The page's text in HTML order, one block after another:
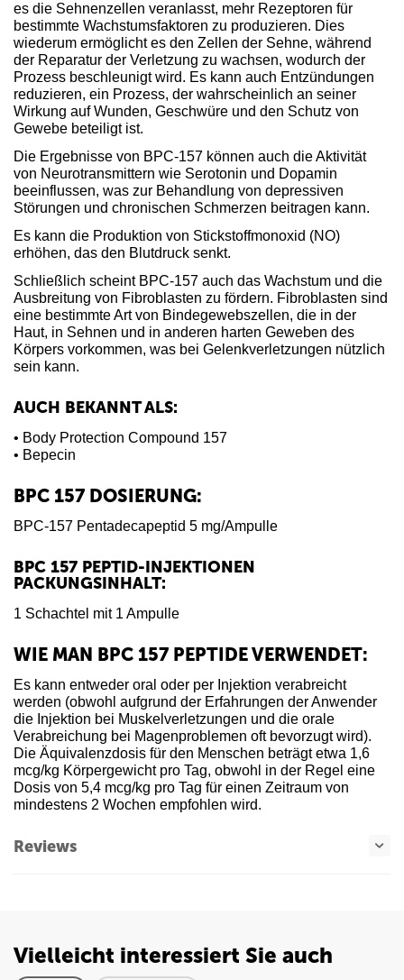
es die Sehnenzellen veranlasst, mehr Rezeptoren für
bestimmte Wachstumsfaktoren zu produzieren. Dies
wiederum ermöglicht es den Zellen der Sehne, während
der Reparatur der Verletzung zu wachsen, wodurch der
Prozess beschleunigt wird. Es kann auch Entzündungen
reduzieren, ein Prozess, der wahrscheinlich an seiner
Wirkung auf Wunden, Geschwüre und den Schutz von
Gewebe beteiligt ist.
Die Ergebnisse von BPC-157 können auch die Aktivität
von Neurotransmittern wie Serotonin und Dopamin
beeinflussen, was zur Behandlung von depressiven
Störungen und chronischen Schmerzen beitragen kann.
Es kann die Produktion von Stickstoffmonoxid (NO)
erhöhen, das den Blutdruck senkt.
Schließlich scheint BPC-157 auch das Wachstum und die
Ausbreitung von Fibroblasten zu fördern. Fibroblasten sind
eine bestimmte Art von Bindegewebszellen, die in der
Haut, in Sehnen und in anderen harten Geweben des
Körpers vorkommen, was bei Gelenkverletzungen nützlich
sein kann.
AUCH BEKANNT ALS:
• Body Protection Compound 157
• Bepecin
BPC 157 DOSIERUNG:
BPC-157 Pentadecapeptid 5 mg/Ampulle
BPC 157 PEPTID-INJEKTIONEN
PACKUNGSINHALT:
1 Schachtel mit 1 Ampulle
WIE MAN BPC 157 PEPTIDE VERWENDET:
Es kann entweder oral oder per Injektion verabreicht
werden (obwohl aufgrund der Erfahrungen der Anwender
die Injektion bei Muskelverletzungen und die orale
Verabreichung bei Magenproblemen oft bevorzugt wird).
Die Äquivalenzdosis für den Menschen beträgt etwa 1,6
mcg/kg Körpergewicht pro Tag, obwohl in der Regel eine
Dosis von 5,4 mcg/kg pro Tag für einen Zeitraum von
mindestens 2 Wochen empfohlen wird.
Reviews
Vielleicht interessiert Sie auch